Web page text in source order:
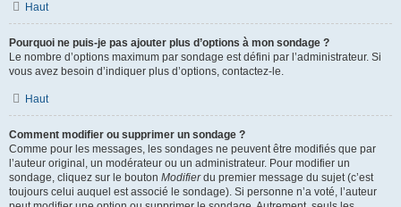
Haut
Pourquoi ne puis-je pas ajouter plus d’options à mon sondage ?
Le nombre d’options maximum par sondage est défini par l’administrateur. Si
vous avez besoin d’indiquer plus d’options, contactez-le.
Haut
Comment modifier ou supprimer un sondage ?
Comme pour les messages, les sondages ne peuvent être modifiés que par
l’auteur original, un modérateur ou un administrateur. Pour modifier un
sondage, cliquez sur le bouton Modifierdu premier message du sujet (c’est
toujours celui auquel est associé le sondage). Si personne n’a voté, l’auteur